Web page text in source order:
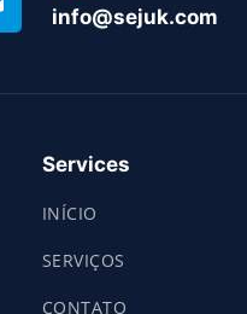
info@sejuk.com
Services
INÍCIO
SERVIÇOS
CONTATO